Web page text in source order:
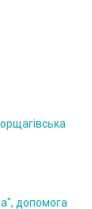
допомога